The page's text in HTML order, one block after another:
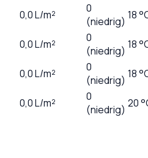
0,0L/m²
0
(niedrig) 18
0,0L/m²
0
(niedrig) 18
0,0L/m²
0
(niedrig) 18
0,0L/m²
0
(niedrig) 20